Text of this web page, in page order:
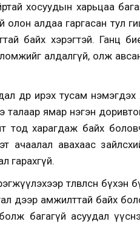
хосуудын харьцаа
олон алдаа гаргасан тул
байх хэрэгтэй. Ганц
алдалгүй, олж
өдөр ирэх тусам
талаар ямар нэгэн
тод харагдаж байх
ачаалал авахаас
гарахгүй.
төлөвлөсөн
дээр амжилттай байх
багагүй асуудал